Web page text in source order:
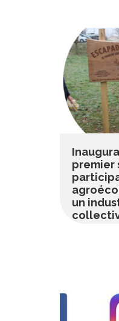
premier
un